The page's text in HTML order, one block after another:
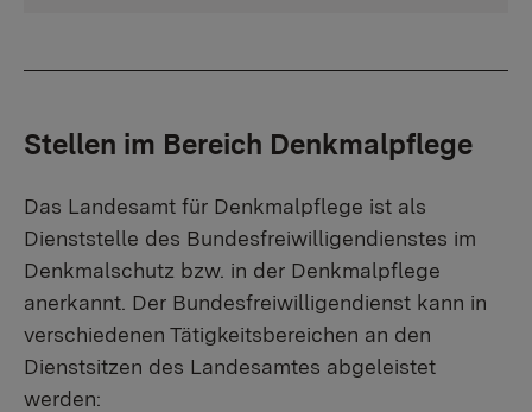
Stellen im Bereich Denkmalpflege
Das Landesamt für Denkmalpflege ist als
Dienststelle des Bundesfreiwilligendienstes im
Denkmalschutz bzw. in der Denkmalpflege
anerkannt. Der Bundesfreiwilligendienst kann in
verschiedenen Tätigkeitsbereichen an den
Dienstsitzen des Landesamtes abgeleistet
werden: